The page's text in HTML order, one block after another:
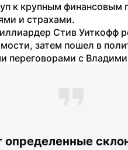
к крупным финансовым
и страхами.
Стив Уиткофф
затем пошел в
переговорами с